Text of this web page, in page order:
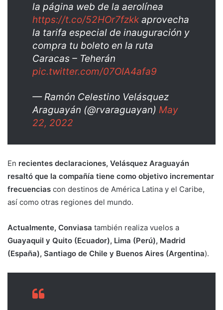
la página web de la aerolínea
https://t.co/52HOr7fzkkaprovecha
la tarifa especial de inauguración y
compra tu boleto en la ruta
Caracas – Teherán
pic.twitter.com/07OIA4afa9
— Ramón Celestino Velásquez
Araguayán (@rvaraguayan) May
22, 2022
En recientes declaraciones, Velásquez Araguayán
resaltó que la compañía tiene como objetivo incrementar
frecuencias con destinos de América Latina y el Caribe,
así como otras regiones del mundo.
Actualmente, Conviasa también realiza vuelos a
Guayaquil y Quito (Ecuador), Lima (Perú), Madrid
(España), Santiago de Chile y Buenos Aires (Argentina).